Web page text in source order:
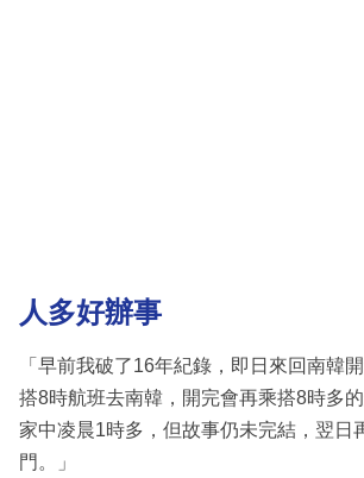
人多好辦事
「早前我破了16年紀錄，即日來回南韓
搭8時航班去南韓，開完會再乘搭8時多
家中凌晨1時多，但故事仍未完結，翌日
門。」